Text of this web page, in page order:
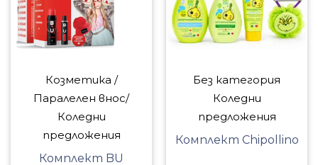
Козметика /
Паралелен внос/
Коледни
предложения
Комплект BU
Без категория
Коледни
предложения
Комплект Chipollino